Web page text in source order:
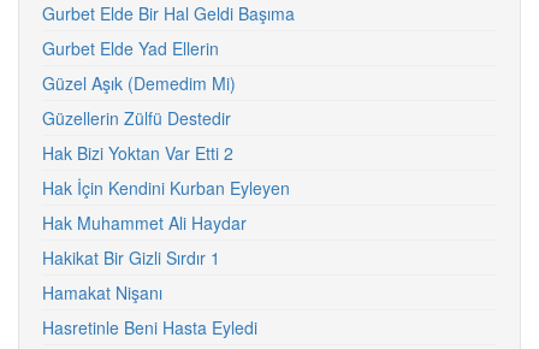
Gurbet Elde Bir Hal Geldi Başıma
Gurbet Elde Yad Ellerin
Güzel Aşık (Demedim Mi)
Güzellerin Zülfü Destedir
Hak Bizi Yoktan Var Etti 2
Hak İçin Kendini Kurban Eyleyen
Hak Muhammet Ali Haydar
Hakikat Bir Gizli Sırdır 1
Hamakat Nişanı
Hasretinle Beni Hasta Eyledi